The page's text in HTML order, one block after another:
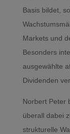
Basis bildet,
Markets und
Besonders
ausgewählte
Dividenden
Norbert Peter
überall dabei
strukturelle